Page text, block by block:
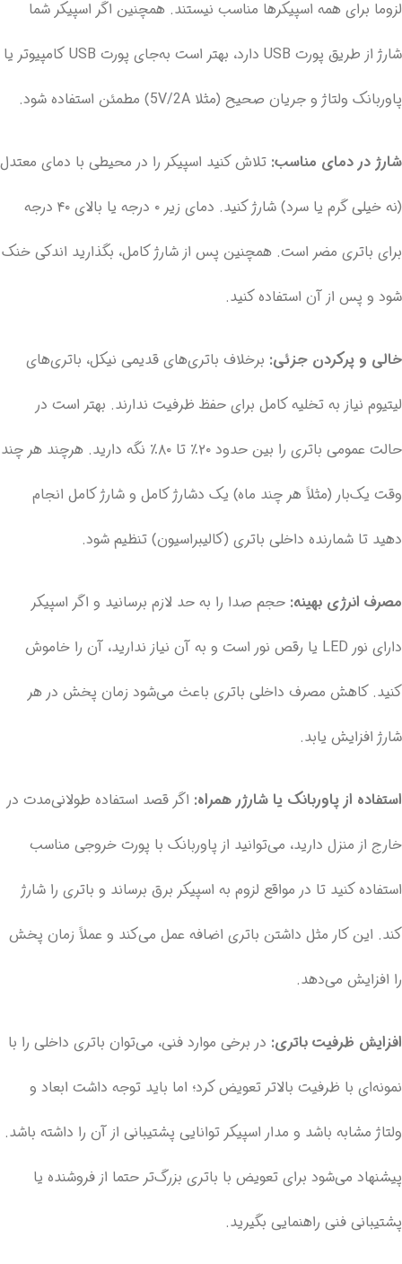
لزوما برای همه اسپیکرها مناسب نیستند. همچنین اگر اسپیکر شما
شارژ از طریق پورت USB دارد، بهتر است به‌جای پورت USB کامپیوتر یا
پاوربانک ولتاژ و جریان صحیح (مثلا 5V/2A) مطمئن استفاده شود.
شارژ در دمای مناسب: تلاش کنید اسپیکر را در محیطی با دمای معتدل
(نه خیلی گرم یا سرد) شارژ کنید. دمای زیر ۰ درجه یا بالای ۴۰ درجه
برای باتری مضر است. همچنین پس از شارژ کامل، بگذارید اندکی خنک
شود و پس از آن استفاده کنید.
خالی و پرکردن جزئی: برخلاف باتری‌های قدیمی نیکل، باتری‌های
لیتیوم نیاز به تخلیه کامل برای حفظ ظرفیت ندارند. بهتر است در
حالت عمومی باتری را بین حدود ۲۰٪ تا ۸۰٪ نگه دارید. هرچند هر چند
وقت یک‌بار (مثلاً هر چند ماه) یک دشارژ کامل و شارژ کامل انجام
دهید تا شمارنده داخلی باتری (کالیبراسیون) تنظیم شود.
مصرف انرژی بهینه: حجم صدا را به حد لازم برسانید و اگر اسپیکر
دارای نور LED یا رقص نور است و به آن نیاز ندارید، آن را خاموش
کنید. کاهش مصرف داخلی باتری باعث می‌شود زمان پخش در هر
شارژ افزایش یابد.
استفاده از پاوربانک یا شارژر همراه: اگر قصد استفاده طولانی‌مدت در
خارج از منزل دارید، می‌توانید از پاوربانک با پورت خروجی مناسب
استفاده کنید تا در مواقع لزوم به اسپیکر برق برساند و باتری را شارژ
کند. این کار مثل داشتن باتری اضافه عمل می‌کند و عملاً زمان پخش
را افزایش می‌دهد.
افزایش ظرفیت باتری: در برخی موارد فنی، می‌توان باتری داخلی را با
نمونه‌ای با ظرفیت بالاتر تعویض کرد؛ اما باید توجه داشت ابعاد و
ولتاژ مشابه باشد و مدار اسپیکر توانایی پشتیبانی از آن را داشته باشد.
پیشنهاد می‌شود برای تعویض با باتری بزرگ‌تر حتما از فروشنده یا
پشتیبانی فنی راهنمایی بگیرید.